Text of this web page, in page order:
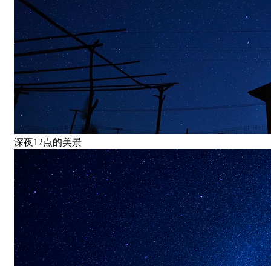
深夜12点的美景